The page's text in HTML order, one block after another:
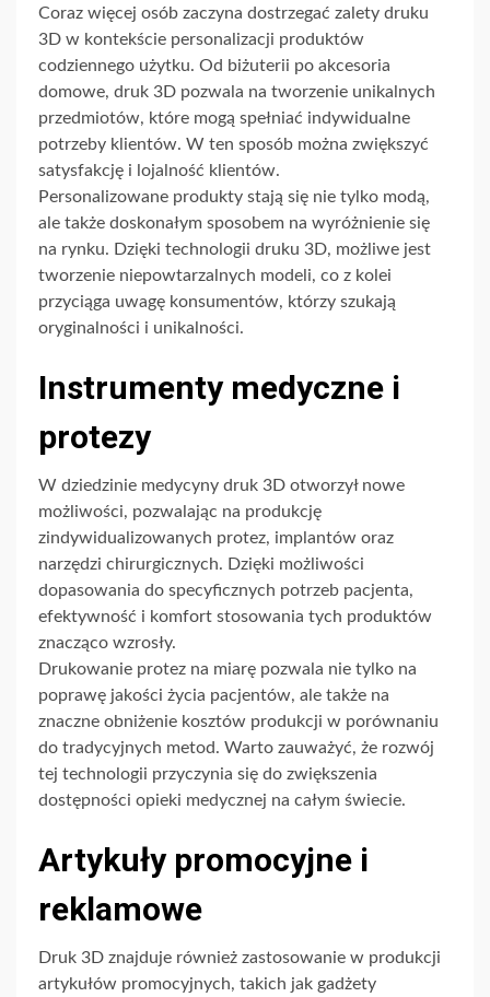
Coraz więcej osób zaczyna dostrzegać zalety druku
3D w kontekście personalizacji produktów
codziennego użytku. Od biżuterii po akcesoria
domowe, druk 3D pozwala na tworzenie unikalnych
przedmiotów, które mogą spełniać indywidualne
potrzeby klientów. W ten sposób można zwiększyć
satysfakcję i lojalność klientów.
Personalizowane produkty stają się nie tylko modą,
ale także doskonałym sposobem na wyróżnienie się
na rynku. Dzięki technologii druku 3D, możliwe jest
tworzenie niepowtarzalnych modeli, co z kolei
przyciąga uwagę konsumentów, którzy szukają
oryginalności i unikalności.
Instrumenty medyczne i
protezy
W dziedzinie medycyny druk 3D otworzył nowe
możliwości, pozwalając na produkcję
zindywidualizowanych protez, implantów oraz
narzędzi chirurgicznych. Dzięki możliwości
dopasowania do specyficznych potrzeb pacjenta,
efektywność i komfort stosowania tych produktów
znacząco wzrosły.
Drukowanie protez na miarę pozwala nie tylko na
poprawę jakości życia pacjentów, ale także na
znaczne obniżenie kosztów produkcji w porównaniu
do tradycyjnych metod. Warto zauważyć, że rozwój
tej technologii przyczynia się do zwiększenia
dostępności opieki medycznej na całym świecie.
Artykuły promocyjne i
reklamowe
Druk 3D znajduje również zastosowanie w produkcji
artykułów promocyjnych, takich jak gadżety